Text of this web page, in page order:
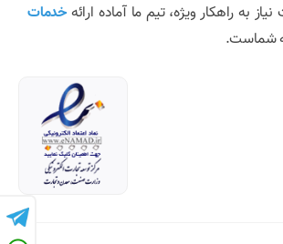
به راهکار ویژه، تیم ما آماده ارائهخدمات
شماست.